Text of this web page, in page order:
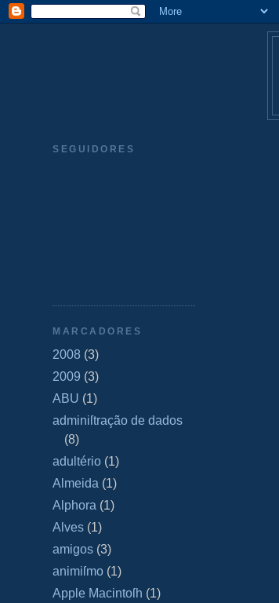
SEGUIDORES
MARCADORES
2008 (3)
2009 (3)
ABU (1)
adminiſtração de dados
(8)
adultério (1)
Almeida (1)
Alphora (1)
Alves (1)
amigos (3)
animiſmo (1)
Apple Macintoſh (1)